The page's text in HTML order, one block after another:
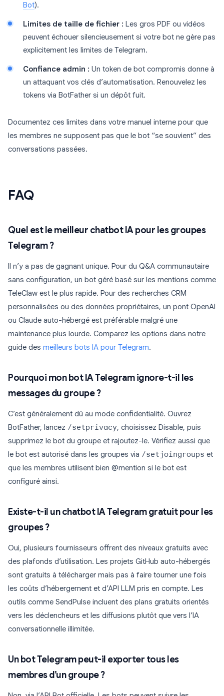
Bot).
Limites de taille de fichier : Les gros PDF ou vidéos
peuvent échouer silencieusement si votre bot ne gère pas
explicitement les limites de Telegram.
Confiance admin : Un token de bot compromis donne à
un attaquant vos clés d’automatisation. Renouvelez les
tokens via BotFather si un dépôt fuit.
Documentez ces limites dans votre manuel interne pour que
les membres ne supposent pas que le bot “se souvient” des
conversations passées.
FAQ
Quel est le meilleur chatbot IA pour les groupes
Telegram ?
Il n’y a pas de gagnant unique. Pour du Q&A communautaire
sans configuration, un bot géré basé sur les mentions comme
TeleClaw est le plus rapide. Pour des recherches CRM
personnalisées ou des données propriétaires, un pont OpenAI
ou Claude auto-hébergé est préférable malgré une
maintenance plus lourde. Comparez les options dans notre
guide des meilleurs bots IA pour Telegram.
Pourquoi mon bot IA Telegram ignore-t-il les
messages du groupe ?
C’est généralement dû au mode confidentialité. Ouvrez
BotFather, lancez /setprivacy, choisissez Disable, puis
supprimez le bot du groupe et rajoutez-le. Vérifiez aussi que
le bot est autorisé dans les groupes via /setjoingroups et
que les membres utilisent bien @mention si le bot est
configuré ainsi.
Existe-t-il un chatbot IA Telegram gratuit pour les
groupes ?
Oui, plusieurs fournisseurs offrent des niveaux gratuits avec
des plafonds d’utilisation. Les projets GitHub auto-hébergés
sont gratuits à télécharger mais pas à faire tourner une fois
les coûts d’hébergement et d’API LLM pris en compte. Les
outils comme SendPulse incluent des plans gratuits orientés
vers les déclencheurs et les diffusions plutôt que vers l’IA
conversationnelle illimitée.
Un bot Telegram peut-il exporter tous les
membres d’un groupe ?